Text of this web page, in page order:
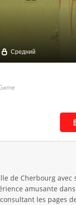
Средний
de Cherbourg avec
amusante
les pages